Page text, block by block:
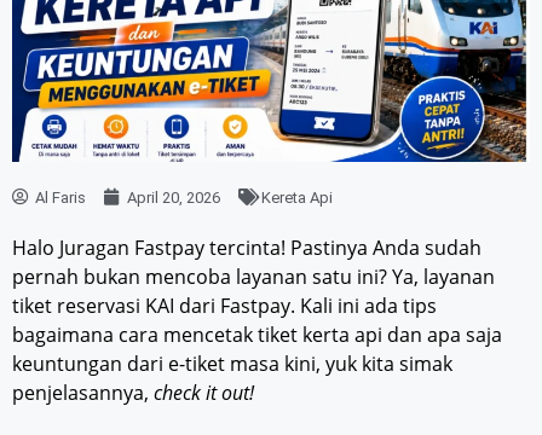
Al Faris April 20, 2026 Kereta Api
Halo Juragan Fastpay tercinta! Pastinya Anda sudah
pernah bukan mencoba layanan satu ini? Ya, layanan
tiket reservasi KAI dari Fastpay. Kali ini ada tips
bagaimana cara mencetak tiket kerta api dan apa saja
keuntungan dari e-tiket masa kini, yuk kita simak
penjelasannya, check it out!